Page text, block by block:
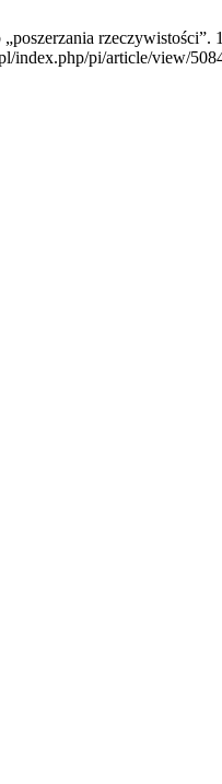
„poszerzania
index.php/pi/article/view/